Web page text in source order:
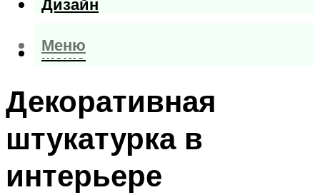
Дизайн
Меню
Меню
Декоративная
штукатурка в
интерьере